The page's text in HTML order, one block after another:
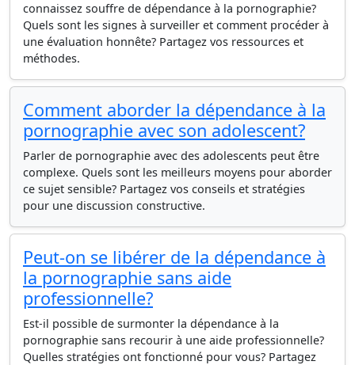
connaissez souffre de dépendance à la pornographie?
Quels sont les signes à surveiller et comment procéder à
une évaluation honnête? Partagez vos ressources et
méthodes.
Comment aborder la dépendance à la
pornographie avec son adolescent?
Parler de pornographie avec des adolescents peut être
complexe. Quels sont les meilleurs moyens pour aborder
ce sujet sensible? Partagez vos conseils et stratégies
pour une discussion constructive.
Peut-on se libérer de la dépendance à
la pornographie sans aide
professionnelle?
Est-il possible de surmonter la dépendance à la
pornographie sans recourir à une aide professionnelle?
Quelles stratégies ont fonctionné pour vous? Partagez